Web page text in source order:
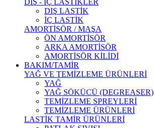
DIŞ - İÇ LASTİKLER
DIŞ LASTİK
İÇ LASTİK
AMORTİSÖR / MAŞA
ÖN AMORTİSÖR
ARKA AMORTİSÖR
AMORTİSÖR KİLİDİ
BAKIM/TAMİR
YAĞ VE TEMİZLEME ÜRÜNLERİ
YAĞ
YAĞ SÖKÜCÜ (DEGREASER)
TEMİZLEME SPREYLERİ
TEMİZLEME ÜRÜNLERİ
LASTİK TAMİR ÜRÜNLERİ